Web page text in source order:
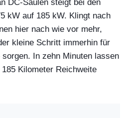
DC-Säulen steigt bei den
kW auf 185 kW. Klingt nach
hier nach wie vor mehr,
kleine Schritt immerhin für
In zehn Minuten lassen
Kilometer Reichweite